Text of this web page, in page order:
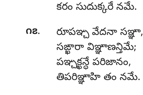
కరం సుదుక్కరే నమే.
౧౭. రూపఞ్చవేదనా సఞ్ఞా,
సఙ్ఖారా విఞ్ఞాణన్తిమే;
పఞ్చక్ఖన్ధే పరిజానం,
తిపరిఞ్ఞాహి తం నమే.